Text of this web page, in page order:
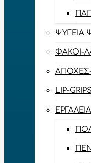
ΨΥΓΕΊΑ
ΦΑΚΟΊ-
LIP-GRIPS